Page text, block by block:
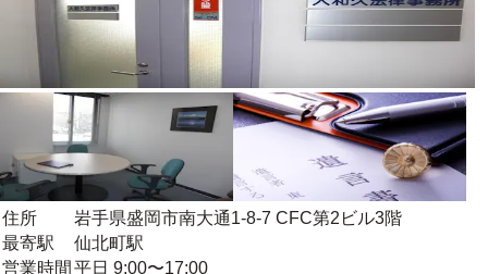
住所
岩手県盛岡市南大通1-8-7 CFC第2ビル3階
最寄駅
仙北町駅
営業時間 平日 9:00〜17:00